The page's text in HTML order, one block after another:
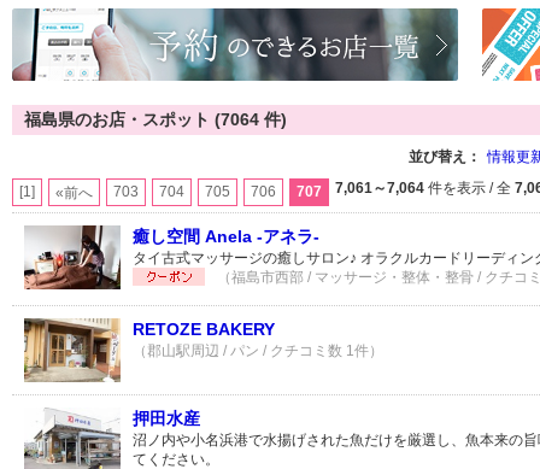
福島県のお店・スポット (7064 件)
並び替え： 情報更
[1] «前へ 703 704 705 706 707 7,061～7,064 件を表示 / 全
癒し空間 Anela -アネラ-
タイ古式マッサージの癒しサロン♪ オラクルカードリーディン
（福島市西部 / マッサージ・整体・整骨 / クチコ
RETOZE BAKERY
（郡山駅周辺 / パン / クチコミ数 1件）
押田水産
沼ノ内や小名浜港で水揚げされた魚だけを厳選し、魚本来の
てください。